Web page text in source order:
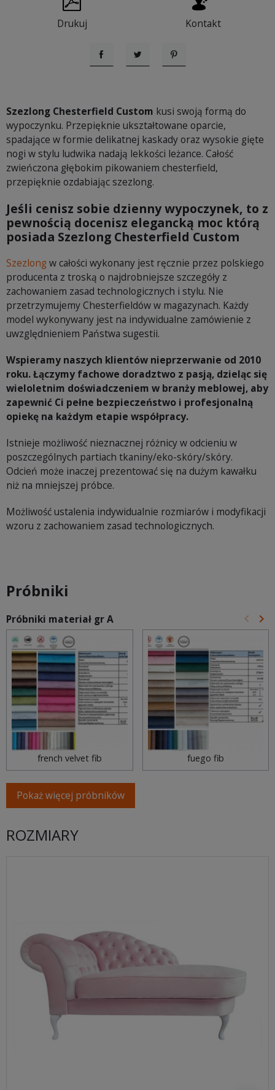
Drukuj Kontakt
UdostępnijTweetujPinterest
Szezlong Chesterfield Custom kusi swoją formą do
wypoczynku. Przepięknie ukształtowane oparcie,
spadające w formie delikatnej kaskady oraz wysokie gięte
nogi w stylu ludwika nadają lekkości leżance. Całość
zwieńczona głębokim pikowaniem chesterfield,
przepięknie ozdabiając szezlong.
Jeśli cenisz sobie dzienny wypoczynek, to z
pewnością docenisz elegancką moc którą
posiada Szezlong Chesterfield Custom
Szezlong w całości wykonany jest ręcznie przez polskiego
producenta z troską o najdrobniejsze szczegóły z
zachowaniem zasad technologicznych i stylu. Nie
przetrzymujemy Chesterfieldów w magazynach. Każdy
model wykonywany jest na indywidualne zamówienie z
uwzględnieniem Państwa sugestii.
Wspieramy naszych klientów nieprzerwanie od 2010
roku. Łączymy fachowe doradztwo z pasją, dzieląc się
wieloletnim doświadczeniem w branży meblowej, aby
zapewnić Ci pełne bezpieczeństwo i profesjonalną
opiekę na każdym etapie współpracy.
Istnieje możliwość nieznacznej różnicy w odcieniu w
poszczególnych partiach tkaniny/eko-skóry/skóry.
Odcień może inaczej prezentować się na dużym kawałku
niż na mniejszej próbce.
Możliwość ustalenia indywidualnie rozmiarów i modyfikacji
wzoru z zachowaniem zasad technologicznych.
Próbniki
Próbniki materiał gr A keyboard_arrow_left keyboard_arrow_right
french velvet fib fuego fib
Pokaż więcej próbników
ROZMIARY